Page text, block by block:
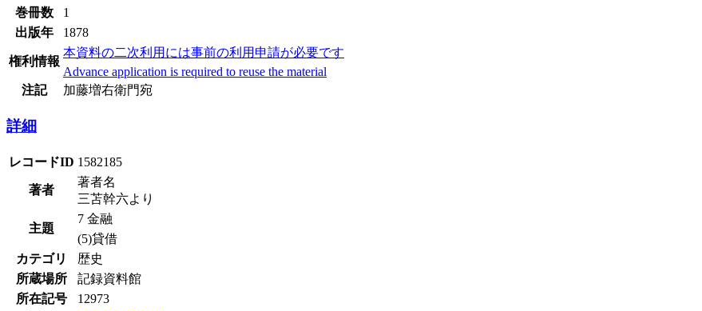
巻冊数
1
出版年
1878
権利情報
本資料の二次利用には事前の利用申請が必要です
Advance application is required to reuse the material
注記
加藤増右衛門宛
詳細
レコードID 1582185
著者
著者名
三苫幹六より
主題
7 金融
(5)貸借
カテゴリ
歴史
所蔵場所
記録資料館
所在記号
12973